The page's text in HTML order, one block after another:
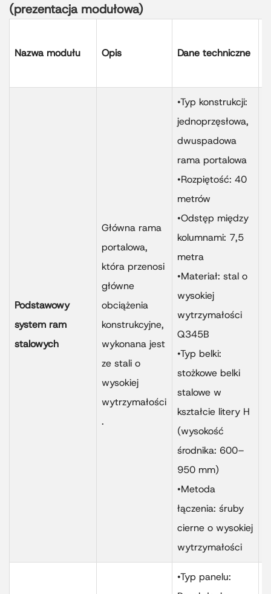
(prezentacja modułowa)
Nazwa modułu Opis Dane techniczne
Podstawowy
system ram
stalowych
Główna rama
portalowa,
która przenosi
główne
obciążenia
konstrukcyjne,
wykonana jest
ze stali o
wysokiej
wytrzymałości
.
•Typ konstrukcji:
jednoprzęsłowa,
dwuspadowa
rama portalowa
•Rozpiętość: 40
metrów
•Odstęp między
kolumnami: 7,5
metra
•Materiał: stal o
wysokiej
wytrzymałości
Q345B
•Typ belki:
stożkowe belki
stalowe w
kształcie litery H
(wysokość
środnika: 600–
950 mm)
•Metoda
łączenia: śruby
cierne o wysokiej
wytrzymałości
•Typ panelu: